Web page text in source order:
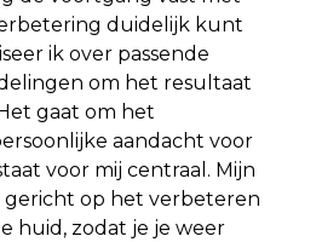
duidelijk kunt
ik over passende
om het resultaat
gaat om het
aandacht voor
voor mij centraal. Mijn
op het verbeteren
huid, zodat je je weer